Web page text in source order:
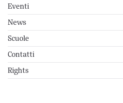
Eventi
News
Scuole
Contatti
Rights